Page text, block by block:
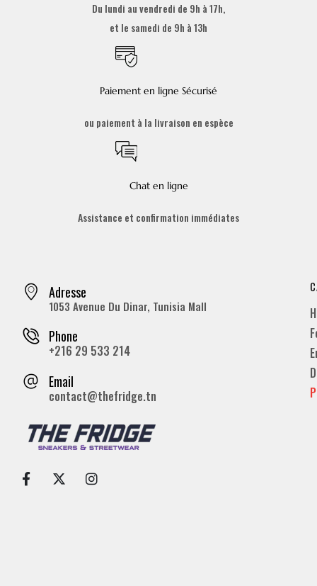
Du lundi au vendredi de 9h à 17h,
et le samedi de 9h à 13h
Paiement en ligne Sécurisé
ou paiement à la livraison en espèce
Chat en ligne
Assistance et confirmation immédiates
Adresse
1053 Avenue Du Dinar, Tunisia Mall
Phone
+216 29 533 214
Email
contact@thefridge.tn